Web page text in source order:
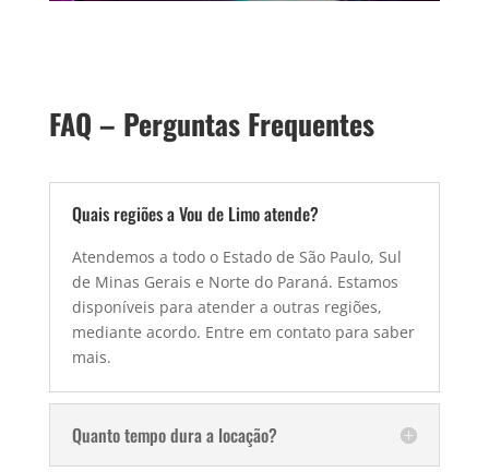
FAQ – Perguntas Frequentes
Quais regiões a Vou de Limo atende?
Atendemos a todo o Estado de São Paulo, Sul
de Minas Gerais e Norte do Paraná. Estamos
disponíveis para atender a outras regiões,
mediante acordo. Entre em contato para saber
mais.
Quanto tempo dura a locação?